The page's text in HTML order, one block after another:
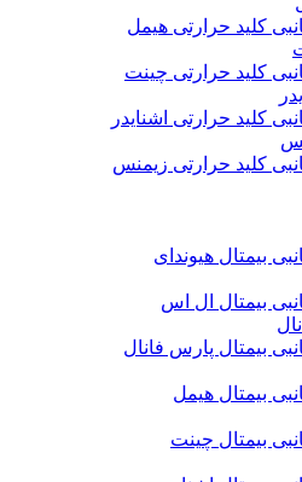
کلید حرارتی هیمل
کلید حرارتی چینت
کلید حرارتی اشنایدر
کلید حرارتی زیمنس
بیمتال هیوندای
بیمتال ال اس
بیمتال پارس فانال
بیمتال هیمل
بیمتال چینت